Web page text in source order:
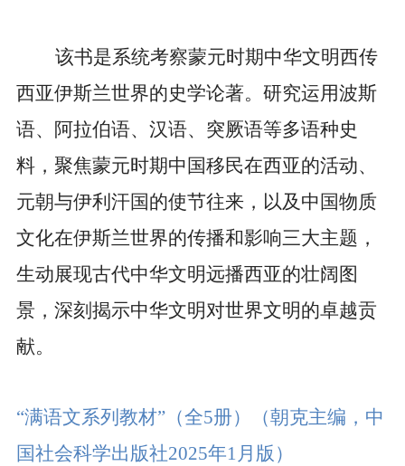
该书是系统考察蒙元时期中华文明西传
西亚伊斯兰世界的史学论著。研究运用波斯
语、阿拉伯语、汉语、突厥语等多语种史
料，聚焦蒙元时期中国移民在西亚的活动、
元朝与伊利汗国的使节往来，以及中国物质
文化在伊斯兰世界的传播和影响三大主题，
生动展现古代中华文明远播西亚的壮阔图
景，深刻揭示中华文明对世界文明的卓越贡
献。
“满语文系列教材”（全5册）
（朝克主编，中
国社会科学出版社2025年1 月版）